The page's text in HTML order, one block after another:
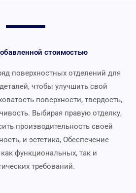
стоимостью
поверхностных отделений для
чтобы улучшить свой
поверхности, твердость,
Выбирая правую отделку,
производительность своей
и эстетика, Обеспечение
функциональных, так и
требований.